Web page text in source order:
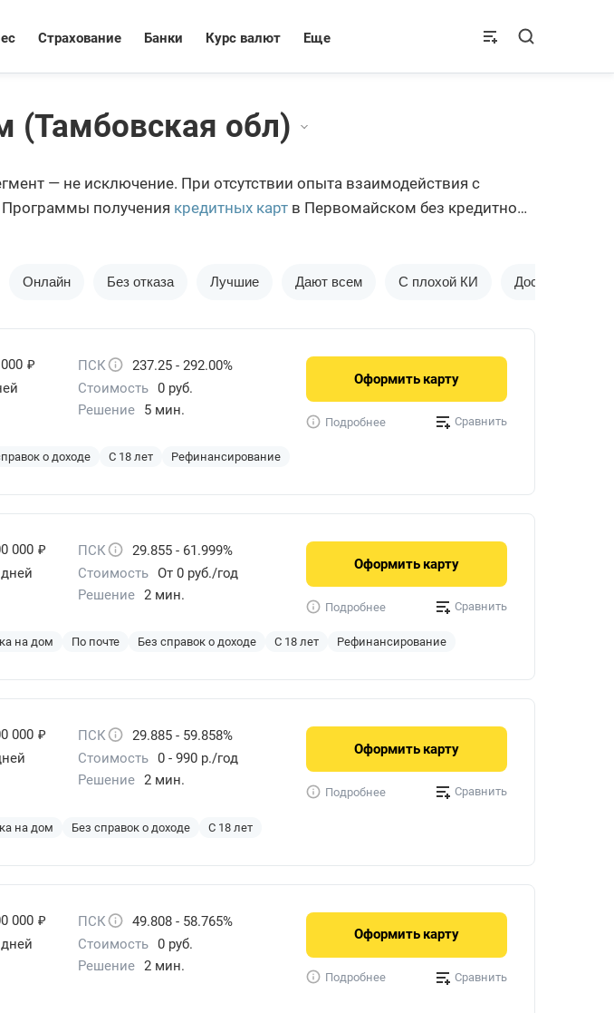
Страхование Банки Курс валют Еще
(Тамбовская обл)
— не исключение. При отсутствии опыта взаимодействия с
получения кредитных карт в Первомайском без кредитной
Онлайн Без отказа Лучшие Дают всем С плохой КИ Доставка на
₽ ПСК
237.25 - 292.00%
Стоимость 0 руб.
Решение 5 мин.
о доходе С 18 лет Рефинансирование
Оформить карту
Подробнее Сравнить
000 ₽ ПСК
29.855 - 61.999%
Стоимость От 0 руб./год
Решение 2 мин.
на дом По почте Без справок о доходе С 18 лет Рефинансирование
Оформить карту
Подробнее Сравнить
000 ₽ ПСК
29.885 - 59.858%
Стоимость 0 - 990 р./год
Решение 2 мин.
на дом Без справок о доходе С 18 лет
Оформить карту
Подробнее Сравнить
000 ₽ ПСК
49.808 - 58.765%
Стоимость 0 руб.
Решение 2 мин.
Оформить карту
Подробнее Сравнить